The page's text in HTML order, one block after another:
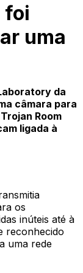
foi
uma
da
câmara para
Room
ligada à
os
inúteis até à
reconhecido
uma rede